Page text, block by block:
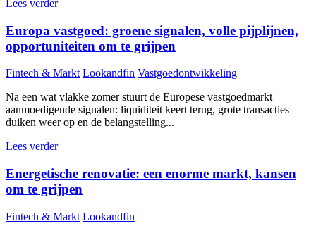
Lees verder
Europa vastgoed: groene signalen, volle pijplijnen,
opportuniteiten om te grijpen
Fintech & Markt Lookandfin Vastgoedontwikkeling
Na een wat vlakke zomer stuurt de Europese vastgoedmarkt
aanmoedigende signalen: liquiditeit keert terug, grote transacties
duiken weer op en de belangstelling...
Lees verder
Energetische renovatie: een enorme markt, kansen
om te grijpen
Fintech & Markt Lookandfin